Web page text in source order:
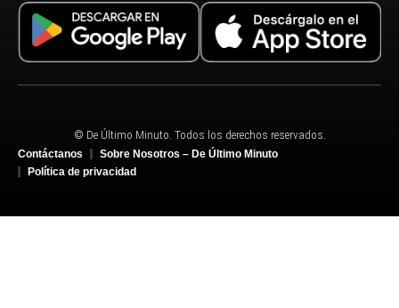
© De Último Minuto. Todos los derechos reservados.
Contáctanos
Sobre Nosotros – De Último Minuto
Política de privacidad